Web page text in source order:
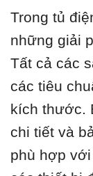
Trong tủ
những giải
Tất cả các
các tiêu
kích thước.
chi tiết và
phù hợp